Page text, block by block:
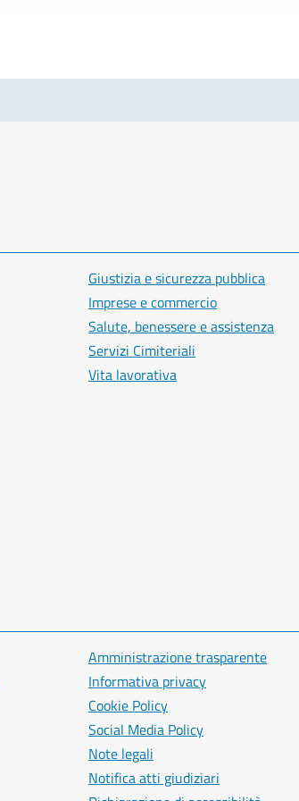
Giustizia e sicurezza pubblica
Imprese e commercio
Salute, benessere e assistenza
Servizi Cimiteriali
Vita lavorativa
Amministrazione trasparente
Informativa privacy
Cookie Policy
Social Media Policy
Note legali
Notifica atti giudiziari